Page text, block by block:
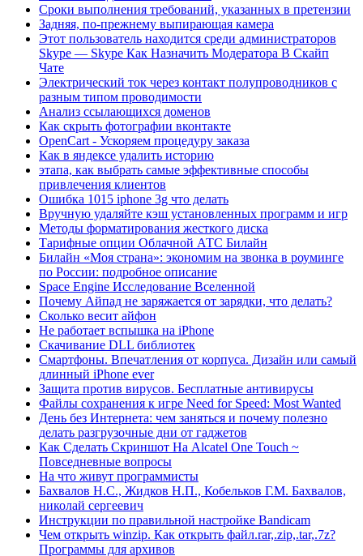
Сроки выполнения требований, указанных в претензии
Задняя, по-прежнему выпирающая камера
Этот пользователь находится среди администраторов
Skype — Skype Как Назначить Модератора В Скайп
Чате
Электрический ток через контакт полупроводников с
разным типом проводимости
Анализ ссылающихся доменов
Как скрыть фотографии вконтакте
OpenCart - Ускоряем процедуру заказа
Как в яндексе удалить историю
этапа, как выбрать самые эффективные способы
привлечения клиентов
Ошибка 1015 iphone 3g что делать
Вручную удаляйте кэш установленных программ и игр
Методы форматирования жесткого диска
Тарифные опции Облачной АТС Билайн
Билайн «Моя страна»: экономим на звонка в роуминге
по России: подробное описание
Space Engine Исследование Вселенной
Почему Айпад не заряжается от зарядки, что делать?
Сколько весит айфон
Не работает вспышка на iPhone
Скачивание DLL библиотек
Смартфоны. Впечатления от корпуса. Дизайн или самый
длинный iPhone ever
Защита против вирусов. Бесплатные антивирусы
Файлы сохранения к игре Need for Speed: Most Wanted
День без Интернета: чем заняться и почему полезно
делать разгрузочные дни от гаджетов
Как Сделать Скриншот На Alcatel One Touch ~
Повседневные вопросы
На что живут программисты
Бахвалов Н.С., Жидков Н.П., Кобельков Г.М. Бахвалов,
николай сергеевич
Инструкции по правильной настройке Bandicam
Чем открыть winzip. Как открыть файл.rar,.zip,.tar,.7z?
Программы для архивов